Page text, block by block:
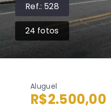
Ref.: 528
24 fotos
Aluguel
R$2.500,00